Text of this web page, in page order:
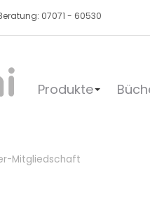
07071 - 60530
Produkte
Mitgliedschaft